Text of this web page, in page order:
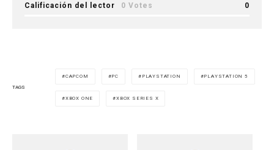
Calificación del lector 0 Votes 0
TAGS
CAPCOM PC PLAYSTATION PLAYSTATION 5
XBOX ONE XBOX SERIES X